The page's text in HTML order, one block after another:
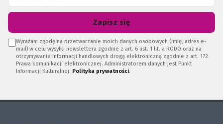
Zapisz się
Wyrażam zgodę na przetwarzanie moich danych osobowych (imię, adres e-
mail) w celu wysyłki newslettera zgodnie z art. 6 ust. 1 lit. a RODO oraz na
otrzymywanie informacji handlowych drogą elektroniczną zgodnie z art. 172
Prawa komunikacji elektronicznej. Administratorem danych jest Punkt
Informacji Kulturalnej. Polityka prywatności.